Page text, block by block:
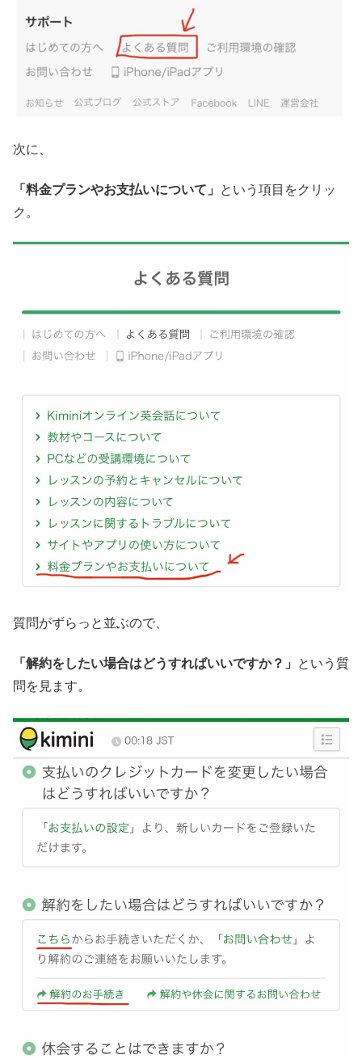
次に、
「料金プランやお支払いについて」
という項目をクリッ
ク。
質問がずらっと並ぶので、
「解約をしたい場合はどうすればいいですか？」
という質
問を見ます。